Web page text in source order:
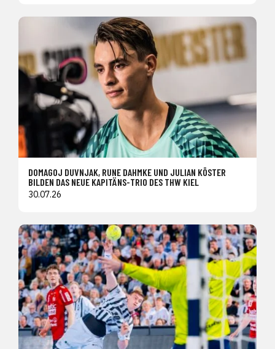
DOMAGOJ DUVNJAK, RUNE DAHMKE UND JULIAN KÖSTER
BILDEN DAS NEUE KAPITÄNS-TRIO DES THW KIEL
30.07.26